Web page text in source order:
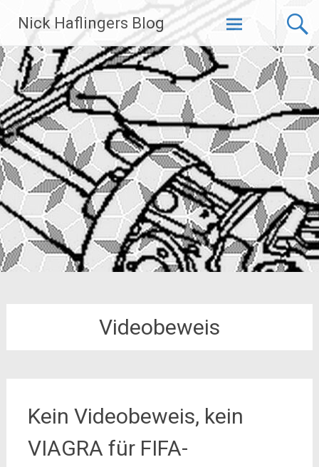
Inhalt
springen
Nick Haflingers Blog
Videobeweis
Kein Videobeweis, kein
VIAGRA für FIFA-